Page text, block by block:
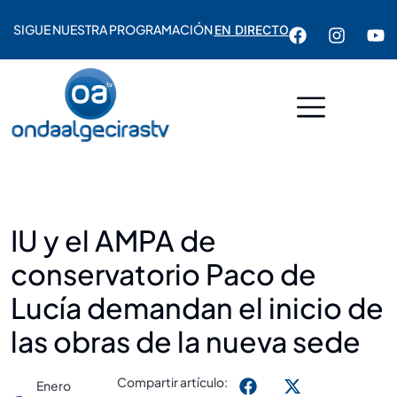
SIGUE NUESTRA PROGRAMACIÓNEN DIRECTO
IU y el AMPA de
conservatorio Paco de
Lucía demandan el inicio de
las obras de la nueva sede
Enero
Compartir artículo: